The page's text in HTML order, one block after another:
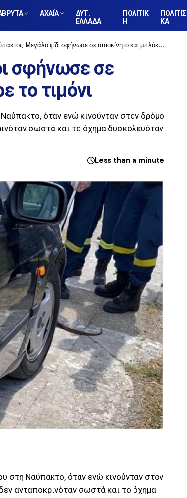
ΑΧΑΪΑ
ΔΥΤ.
ΕΛΛΑΔΑ
ΠΟΛΙΤΙΚ
Η
ΚΑ
Μεγάλο φίδι σφήνωσε σε αυτοκίνητο και μπλόκαρε το τιμόνι
σφήνωσε σε
το τιμόνι
όταν ενώ κινούνταν στον δρόμο
σωστά και το όχημα δυσκολευόταν
Less than a minute
στη Ναύπακτο, όταν ενώ κινούνταν στον
ανταποκρινόταν σωστά και το όχημα